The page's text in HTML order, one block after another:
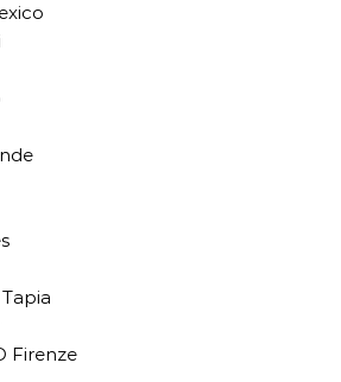
Firenze